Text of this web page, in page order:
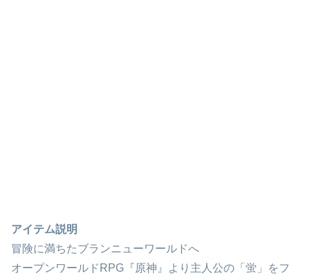
アイテム説明
冒険に満ちたブランニューワールドへ
オープンワールドRPG『原神』より主人公の「蛍」をフ